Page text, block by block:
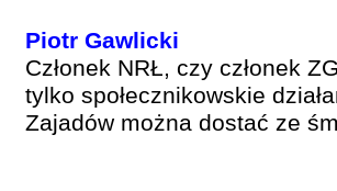
Piotr Gawlicki
Członek NRŁ, czy członek
tylko społecznikowskie
Zajadów można dostać ze